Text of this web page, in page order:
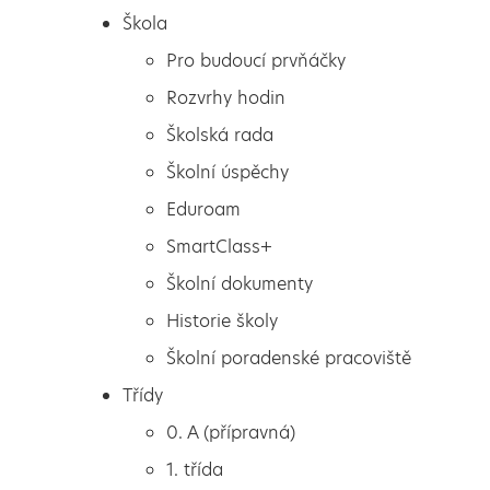
Pro budoucí prvňáčky
Rozvrhy hodin
Školská rada
Škola
Pro budoucí prvňáčky
Rozvrhy hodin
Školská rada
Školní úspěchy
Eduroam
SmartClass+
Školní dokumenty
Historie školy
Školní poradenské pracoviště
Třídy
0. A (přípravná)
1. třída
Od 18. 11. 2020 se vracejí
žáci 1. a 2. ročníku do